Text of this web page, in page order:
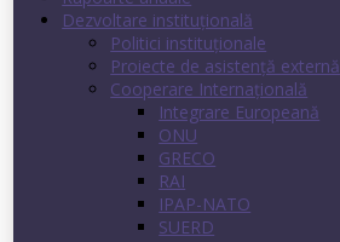
Dezvoltare instituţională
Politici instituţionale
Proiecte de asistenţă externă
Cooperare Internaţională
Integrare Europeană
ONU
GRECO
RAI
IPAP-NATO
SUERD